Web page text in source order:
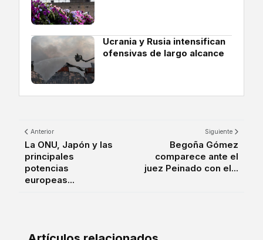
Ucrania y Rusia intensifican
ofensivas de largo alcance
Anterior
La ONU, Japón y las
principales
potencias
europeas...
Siguiente
Begoña Gómez
comparece ante el
juez Peinado con el...